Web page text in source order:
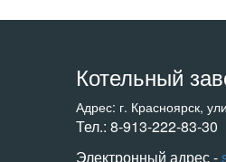
Котельный
Адрес: г. Красноярск,
Тел.: 8-913-222-83-30
Электронный адрес -